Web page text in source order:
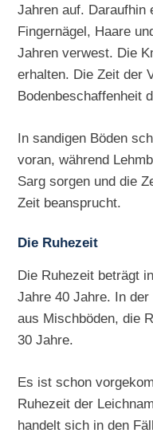
Jahren auf. Daraufhin
Fingernägel, Haare
Jahren verwest. Die
erhalten. Die Zeit der
Bodenbeschaffenheit
In sandigen Böden
voran, während
Sarg sorgen und die
Zeit beansprucht.
Die Ruhezeit
Die Ruhezeit beträgt
Jahre 40 Jahre. In
aus Mischböden, die
30 Jahre.
Es ist schon
Ruhezeit der
handelt sich in den